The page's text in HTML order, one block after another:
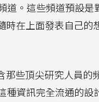
道。這些頻道預設
在上面發表自己的
那些頂尖研究人員
種資訊完全流通的設